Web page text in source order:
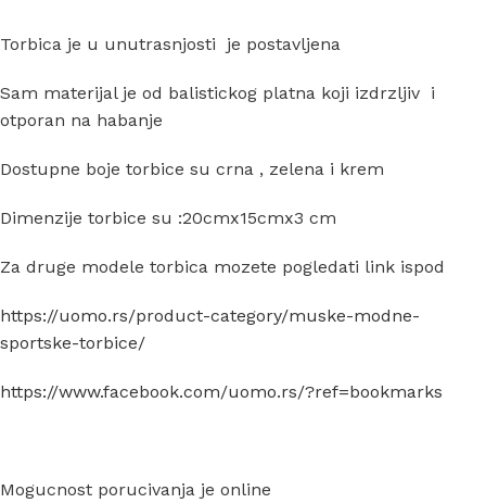
Torbica je u unutrasnjosti je postavljena
Sam materijal je od balistickog platna koji izdrzljiv i
otporan na habanje
Dostupne boje torbice su crna , zelena i krem
Dimenzije torbice su :20cmx15cmx3 cm
Za druge modele torbica mozete pogledati link ispod
https://uomo.rs/product-category/muske-modne-
sportske-torbice/
https://www.facebook.com/uomo.rs/?ref=bookmarks
Mogucnost porucivanja je online